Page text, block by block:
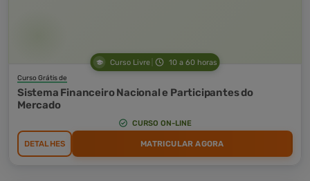
Curso Livre 10 a 60 horas
Curso Grátis de
Sistema Financeiro Nacional e Participantes do
Mercado
CURSO ON-LINE
DETALHES MATRICULAR AGORA